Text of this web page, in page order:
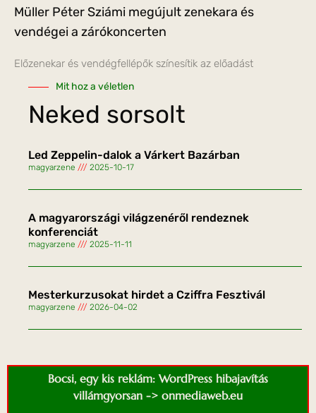
Müller Péter Sziámi megújult zenekara és
vendégei a zárókoncerten
Előzenekar és vendégfellépők színesítik az előadást
Mit hoz a véletlen
Neked sorsolt
Led Zeppelin-dalok a Várkert Bazárban
magyarzene 2025-10-17
A magyarországi világzenéről rendeznek
konferenciát
magyarzene 2025-11-11
Mesterkurzusokat hirdet a Cziffra Fesztivál
magyarzene 2026-04-02
Bocsi, egy kis reklám: WordPress hibajavítás
villámgyorsan -> onmediaweb.eu